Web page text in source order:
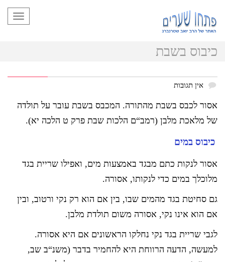
כיבוס בשבת
אין תגובות
אסור לכבס בשבת מהתורה. המכבס בשבת עובר על תולדה
של מלאכת מלבן (רמב“ם הלכות שבת פרק ט הלכה יא).
כיבוס במים
אסור לנקות כתם מבגד באמצעות מים, ואפילו שריית בגד
מלוכלך במים כדי לנקותו, אסורה.
גם סחיטת בגד מהמים שבו, בין אם הוא רק נקי ורטוב, ובין
אם הוא אינו נקי, אסורה משום תולדת מלבן.
לגבי שריית בגד נקי נחלקו הראשונים אם היא אסורה.
למעשה, הדעה הרווחת היא להחמיר בדבר (משנ“ב שב,